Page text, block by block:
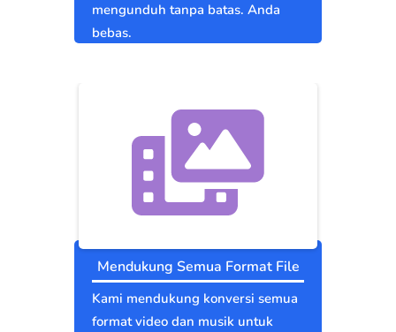
mengunduh tanpa batas. Anda
bebas.
Mendukung Semua Format File
Kami mendukung konversi semua
format video dan musik untuk